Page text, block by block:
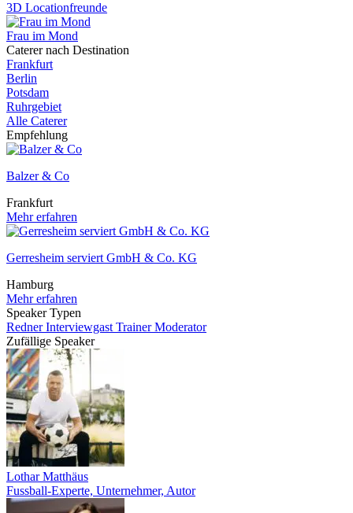
3D Locationfreunde
Frau im Mond
Caterer nach Destination
Frankfurt
Berlin
Potsdam
Ruhrgebiet
Alle Caterer
Empfehlung
Balzer & Co
Frankfurt
Mehr erfahren
Gerresheim serviert GmbH & Co. KG
Hamburg
Mehr erfahren
Speaker Typen
RednerInterviewgast TrainerModerator
Zufällige Speaker
Lothar Matthäus
Fussball-Experte, Unternehmer, Autor